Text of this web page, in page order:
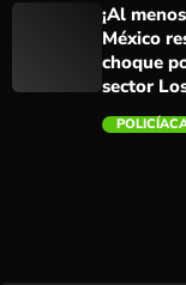
¡Al
México
choque
sector